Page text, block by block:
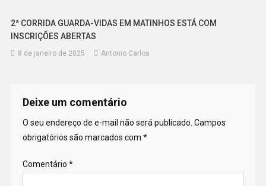
2ª CORRIDA GUARDA-VIDAS EM MATINHOS ESTÁ COM
INSCRIÇÕES ABERTAS
8 de janeiro de 2025 Antonio Carlos
Deixe um comentário
O seu endereço de e-mail não será publicado. Campos
obrigatórios são marcados com *
Comentário *